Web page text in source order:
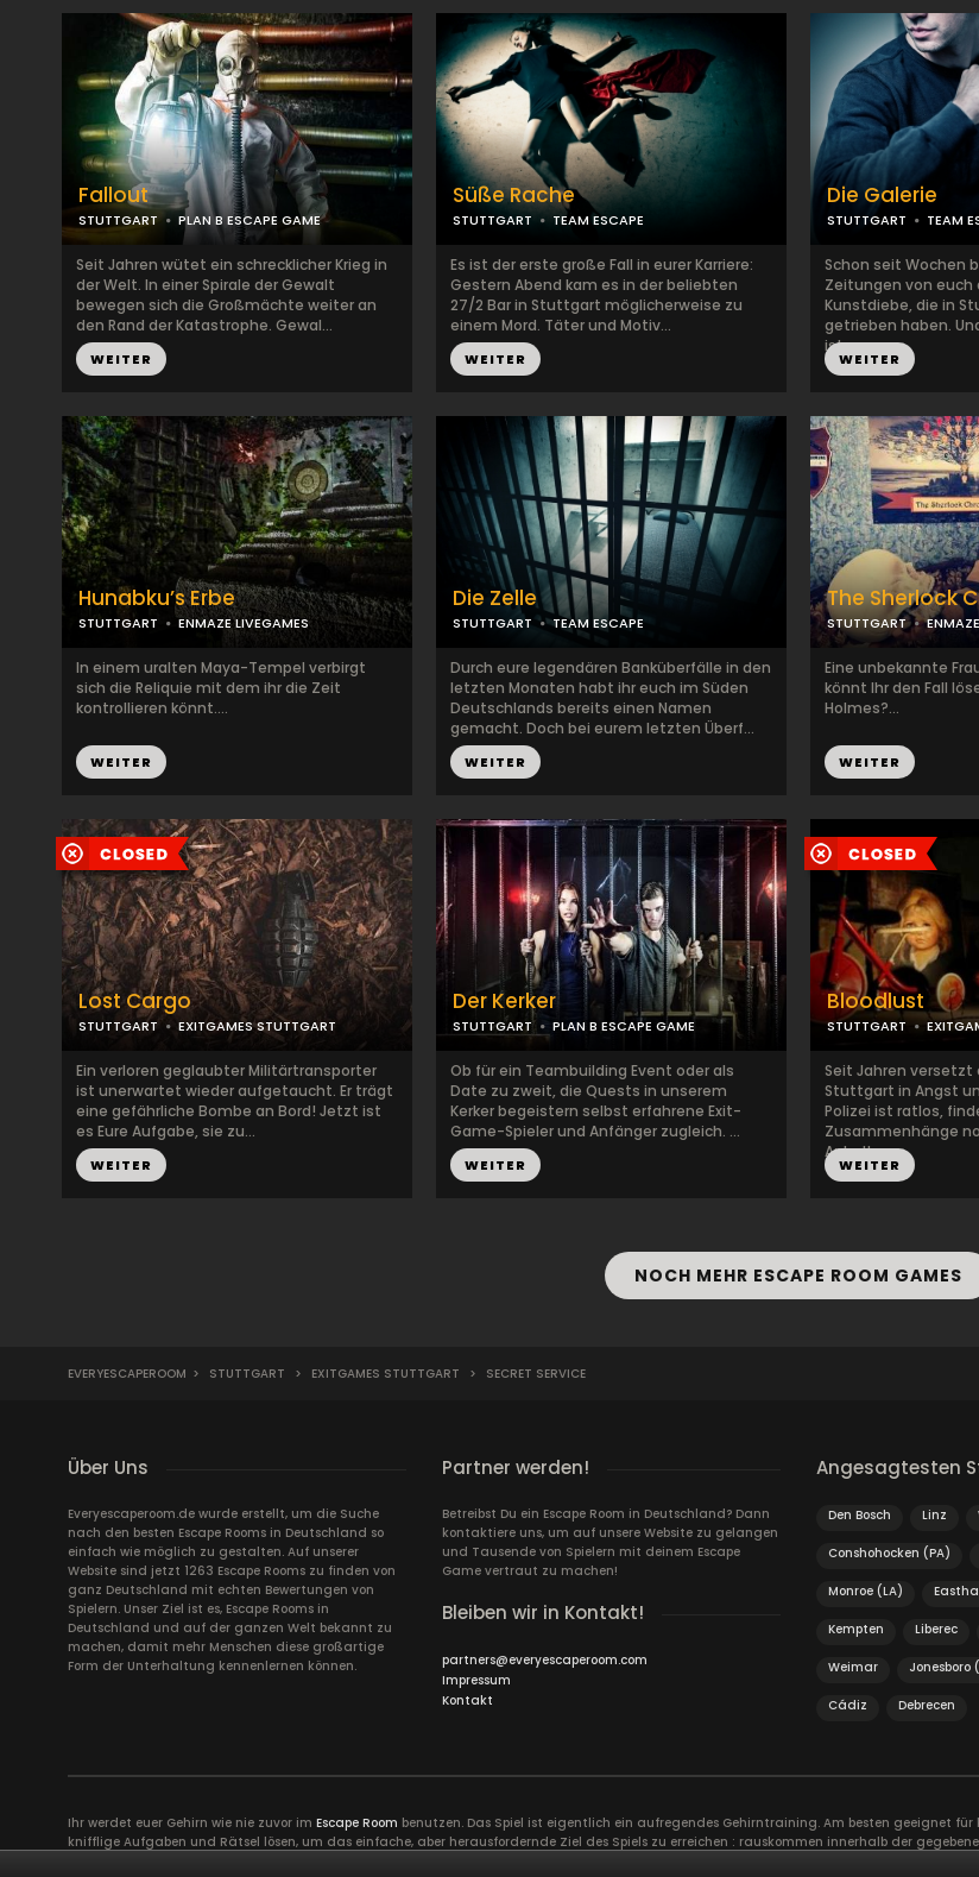
Fallout
STUTTGART PLAN B ESCAPE GAME
Seit Jahren wütet ein schrecklicher Krieg in
der Welt. In einer Spirale der Gewalt
bewegen sich die Großmächte weiter an
den Rand der Katastrophe. Gewal...
WEITER
Süße Rache
STUTTGART TEAM ESCAPE
Es ist der erste große Fall in eurer Karriere:
Gestern Abend kam es in der beliebten
27/2 Bar in Stuttgart möglicherweise zu
einem Mord. Täter und Motiv...
WEITER
Die Galerie
STUTTGART TEAM
Schon seit Wochen
Zeitungen von euch
Kunstdiebe, die in
getrieben haben.
ist...
WEITER
Hunabku’s Erbe
STUTTGART ENMAZE LIVEGAMES
In einem uralten Maya-Tempel verbirgt
sich die Reliquie mit dem ihr die Zeit
kontrollieren könnt....
WEITER
Die Zelle
STUTTGART TEAM ESCAPE
Durch eure legendären Banküberfälle in den
letzten Monaten habt ihr euch im Süden
Deutschlands bereits einen Namen
gemacht. Doch bei eurem letzten Überf...
WEITER
The Sherlock
STUTTGART
Eine unbekannte
könnt Ihr den Fall
Holmes?...
WEITER
Lost Cargo
STUTTGART EXITGAMES STUTTGART
Ein verloren geglaubter Militärtransporter
ist unerwartet wieder aufgetaucht. Er trägt
eine gefährliche Bombe an Bord! Jetzt ist
es Eure Aufgabe, sie zu...
WEITER
Der Kerker
STUTTGART PLAN B ESCAPE GAME
Ob für ein Teambuilding Event oder als
Date zu zweit, die Quests in unserem
Kerker begeistern selbst erfahrene Exit-
Game-Spieler und Anfänger zugleich. ...
WEITER
Bloodlust
STUTTGART
Seit Jahren versetzt
Stuttgart in Angst
Polizei ist ratlos,
Zusammenhänge
Anhaltspu...
WEITER
NOCH MEHR ESCAPE ROOM GAMES
EVERYESCAPEROOM > STUTTGART > EXITGAMES STUTTGART > SECRET SERVICE
Über Uns
Everyescaperoom.de wurde erstellt, um die Suche
nach den besten Escape Rooms in Deutschland so
einfach wie möglich zu gestalten. Auf unserer
Website sind jetzt 1263 Escape Rooms zu finden von
ganz Deutschland mit echten Bewertungen von
Spielern. Unser Ziel ist es, Escape Rooms in
Deutschland und auf der ganzen Welt bekannt zu
machen, damit mehr Menschen diese großartige
Form der Unterhaltung kennenlernen können.
Partner werden!
Betreibst Du ein Escape Room in Deutschland? Dann
kontaktiere uns, um auf unsere Website zu gelangen
und Tausende von Spielern mit deinem Escape
Game vertraut zu machen!
Bleiben wir in Kontakt!
partners@everyescaperoom.com
Impressum
Kontakt
Angesagtesten
Den Bosch Linz
Conshohocken (PA)
Monroe (LA)
Kempten Liberec
Weimar Jonesboro
Cádiz Debrecen
Ihr werdet euer Gehirn wie nie zuvor im Escape Room benutzen. Das Spiel ist eigentlich ein aufregendes Gehirntraining. Am besten geeignet
knifflige Aufgaben und Rätsel lösen, um das einfache, aber herausfordernde Ziel des Spiels zu erreichen : rauskommen innerhalb der